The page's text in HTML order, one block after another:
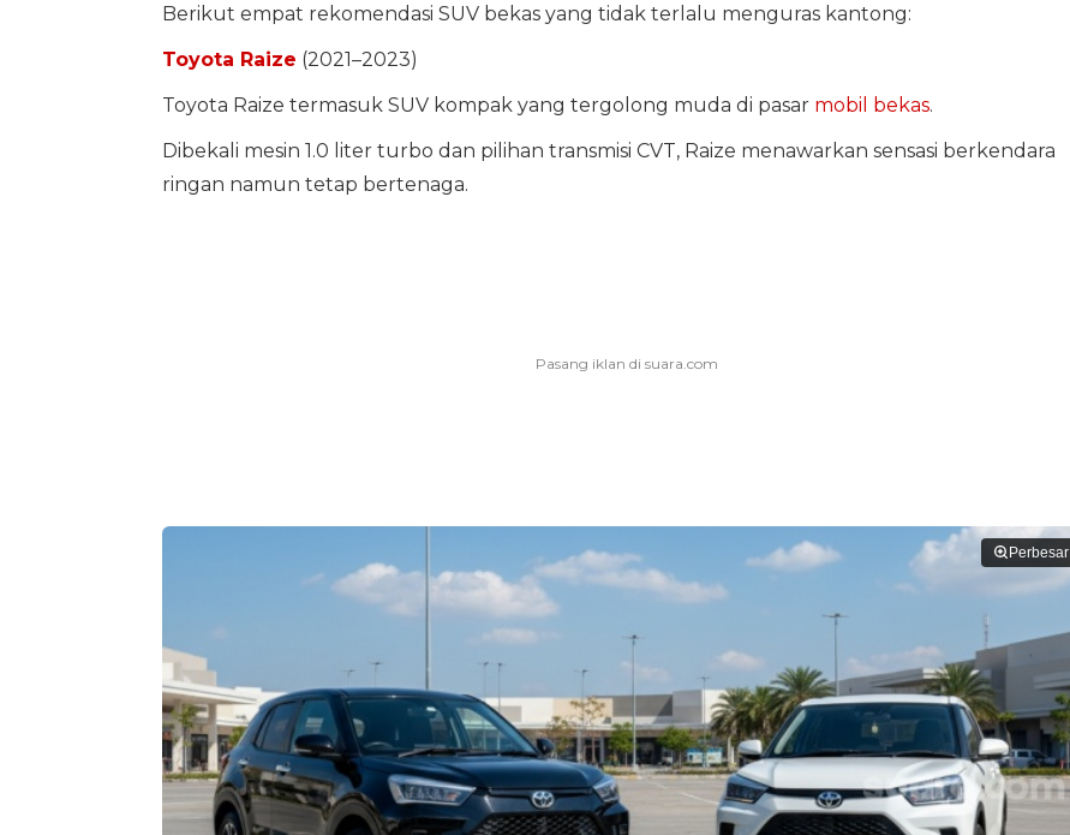
Berikut empat rekomendasi SUV bekas yang tidak terlalu menguras kantong:
Toyota Raize (2021–2023)
Toyota Raize termasuk SUV kompak yang tergolong muda di pasar mobil bekas.
Dibekali mesin 1.0 liter turbo dan pilihan transmisi CVT, Raize menawarkan sensasi berkendara
ringan namun tetap bertenaga.
Perbesar